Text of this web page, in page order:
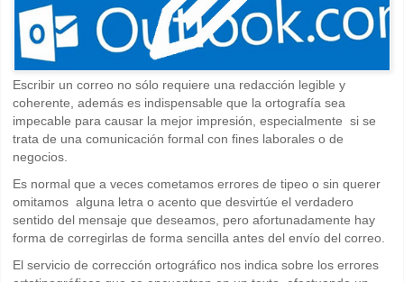
Escribir un correo no sólo requiere una redacción legible y
coherente, además es indispensable que la ortografía sea
impecable para causar la mejor impresión, especialmente si se
trata de una comunicación formal con fines laborales o de
negocios.
Es normal que a veces cometamos errores de tipeo o sin querer
omitamos alguna letra o acento que desvirtúe el verdadero
sentido del mensaje que deseamos, pero afortunadamente hay
forma de corregirlas de forma sencilla antes del envío del correo.
El servicio de corrección ortográfico nos indica sobre los errores